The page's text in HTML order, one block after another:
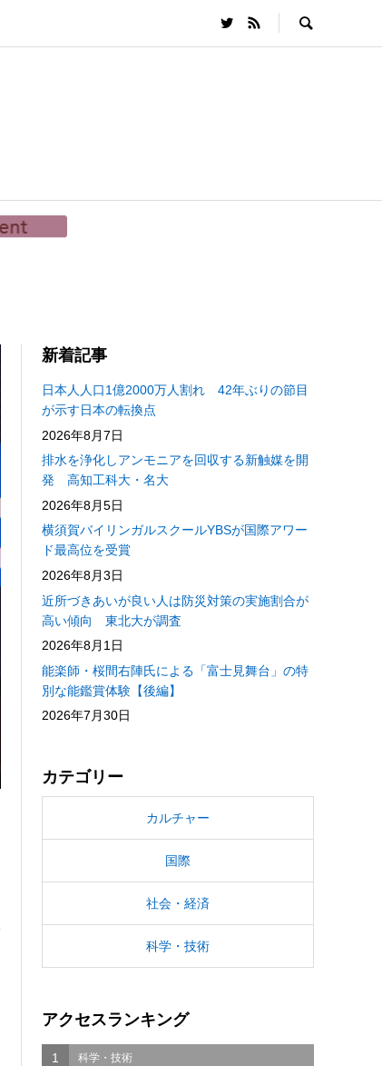
新着記事
日本人人口1億2000万人割れ 42年ぶりの節目
が示す日本の転換点
2026年8月7日
排水を浄化しアンモニアを回収する新触媒を開
発 高知工科大・名大
2026年8月5日
横須賀バイリンガルスクールYBSが国際アワー
ド最高位を受賞
2026年8月3日
近所づきあいが良い人は防災対策の実施割合が
高い傾向 東北大が調査
2026年8月1日
能楽師・桜間右陣氏による「富士見舞台」の特
別な能鑑賞体験【後編】
2026年7月30日
カテゴリー
カルチャー
国際
社会・経済
科学・技術
アクセスランキング
1 科学・技術